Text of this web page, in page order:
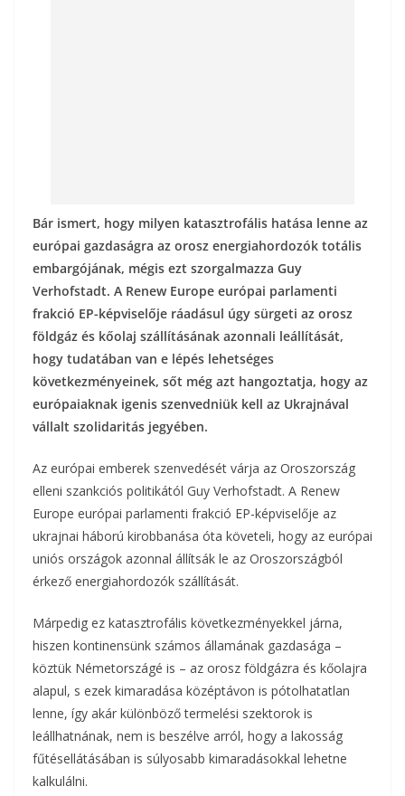
Bár ismert, hogy milyen katasztrofális hatása lenne az
európai gazdaságra az orosz energiahordozók totális
embargójának, mégis ezt szorgalmazza Guy
Verhofstadt. A Renew Europe európai parlamenti
frakció EP-képviselője ráadásul úgy sürgeti az orosz
földgáz és kőolaj szállításának azonnali leállítását,
hogy tudatában van e lépés lehetséges
következményeinek, sőt még azt hangoztatja, hogy az
európaiaknak igenis szenvedniük kell az Ukrajnával
vállalt szolidaritás jegyében.
Az európai emberek szenvedését várja az Oroszország
elleni szankciós politikától Guy Verhofstadt. A Renew
Europe európai parlamenti frakció EP-képviselője az
ukrajnai háború kirobbanása óta követeli, hogy az európai
uniós országok azonnal állítsák le az Oroszországból
érkező energiahordozók szállítását.
Márpedig ez katasztrofális következményekkel járna,
hiszen kontinensünk számos államának gazdasága –
köztük Németországé is – az orosz földgázra és kőolajra
alapul, s ezek kimaradása középtávon is pótolhatatlan
lenne, így akár különböző termelési szektorok is
leállhatnának, nem is beszélve arról, hogy a lakosság
fűtésellátásában is súlyosabb kimaradásokkal lehetne
kalkulálni.